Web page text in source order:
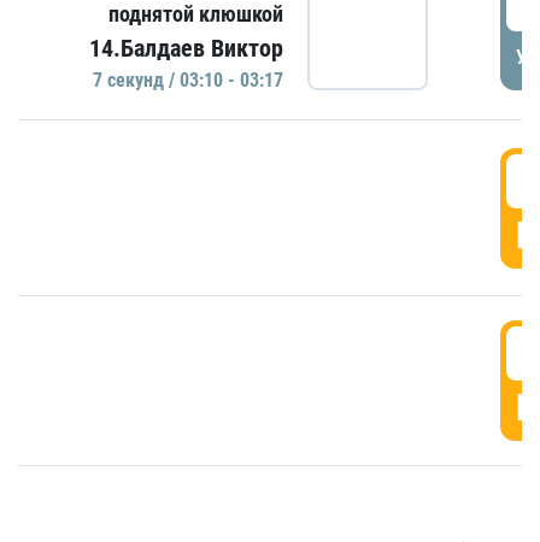
поднятой клюшкой
14.Балдаев Виктор
7 секунд / 03:10 - 03:17